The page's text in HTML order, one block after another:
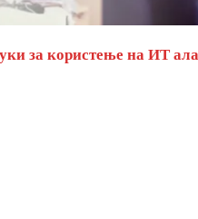
за користење на ИТ